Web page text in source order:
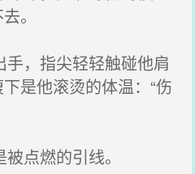
。
，指尖轻轻触碰他肩
是他滚烫的体温：“伤
点燃的引线。